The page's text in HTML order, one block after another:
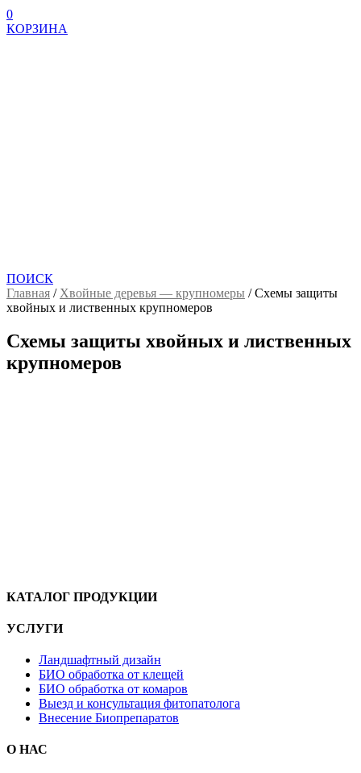
0
КОРЗИНА
ПОИСК
Главная / Хвойные деревья — крупномеры /Схемы защиты
хвойных и лиственных крупномеров
Схемы защиты хвойных и лиственных
крупномеров
КАТАЛОГ ПРОДУКЦИИ
УСЛУГИ
Ландшафтный дизайн
БИО обработка от клещей
БИО обработка от комаров
Выезд и консультация фитопатолога
Внесение Биопрепаратов
О НАС